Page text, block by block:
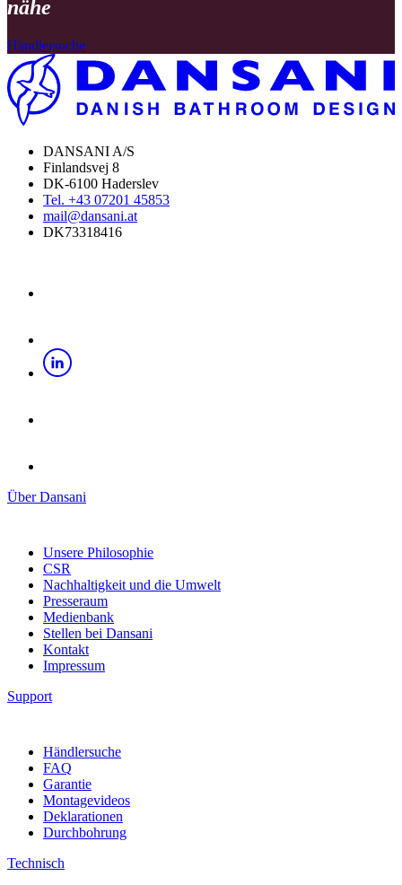
nähe
Händlersuche
DANSANI A/S
Finlandsvej 8
DK-6100 Haderslev
Tel. +43 07201 45853
mail@dansani.at
DK73318416
Über Dansani
Unsere Philosophie
CSR
Nachhaltigkeit und die Umwelt
Presseraum
Medienbank
Stellen bei Dansani
Kontakt
Impressum
Support
Händlersuche
FAQ
Garantie
Montagevideos
Deklarationen
Durchbohrung
Technisch